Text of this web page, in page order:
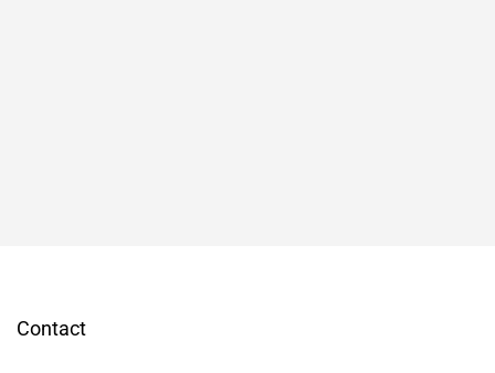
Contact